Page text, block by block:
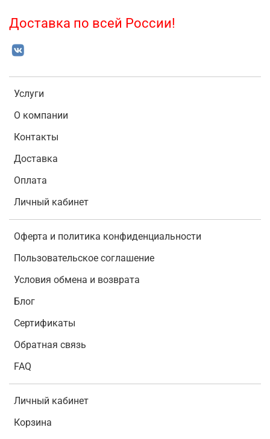
Услуги
О компании
Контакты
Доставка
Оплата
Личный кабинет
Оферта и политика конфиденциальности
Пользовательское соглашение
Условия обмена и возврата
Блог
Сертификаты
Обратная связь
FAQ
Личный кабинет
Корзина
Доставка по всей России!